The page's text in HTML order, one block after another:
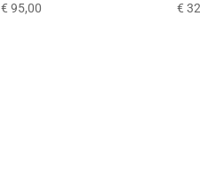
€ 95,00 €